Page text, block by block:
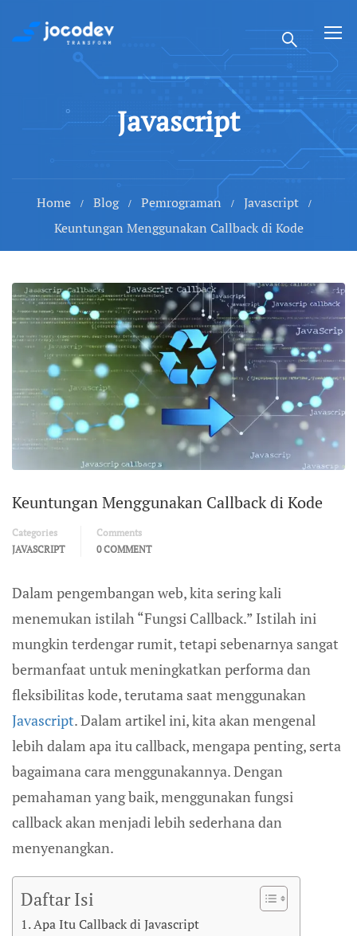
Javascript
Home Blog Pemrograman
Javascript
Keuntungan Menggunakan Callback di Kode
Keuntungan Menggunakan Callback di Kode
Categories
JAVASCRIPT
Comments
0 COMMENT
Dalam pengembangan web, kita sering kali
menemukan istilah “Fungsi Callback.” Istilah ini
mungkin terdengar rumit, tetapi sebenarnya sangat
bermanfaat untuk meningkatkan performa dan
fleksibilitas kode, terutama saat menggunakan
Javascript. Dalam artikel ini, kita akan mengenal
lebih dalam apa itu callback, mengapa penting, serta
bagaimana cara menggunakannya. Dengan
pemahaman yang baik, menggunakan fungsi
callback akan menjadi lebih sederhana dan
menyenangkan.
Daftar Isi
Apa Itu Callback di Javascript